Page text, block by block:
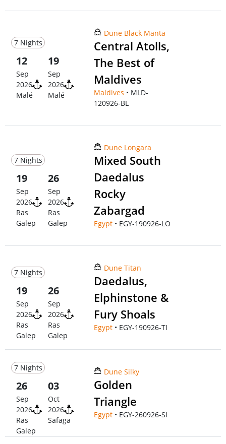
7 Nights
12
Sep
2026
Malé
19
Sep
2026
Malé
Dune Black Manta
Central Atolls,
The Best of
Maldives
Maldives • MLD-
120926-BL
7 Nights
19
Sep
2026
Ras
Galep
26
Sep
2026
Ras
Galep
Dune Longara
Mixed South
Daedalus
Rocky
Zabargad
Egypt • EGY-190926-LO
7 Nights
19
Sep
2026
Ras
Galep
26
Sep
2026
Ras
Galep
Dune Titan
Daedalus,
Elphinstone &
Fury Shoals
Egypt • EGY-190926-TI
7 Nights
26
Sep
2026
Ras
Galep
03
Oct
2026
Safaga
Dune Silky
Golden
Triangle
Egypt • EGY-260926-SI